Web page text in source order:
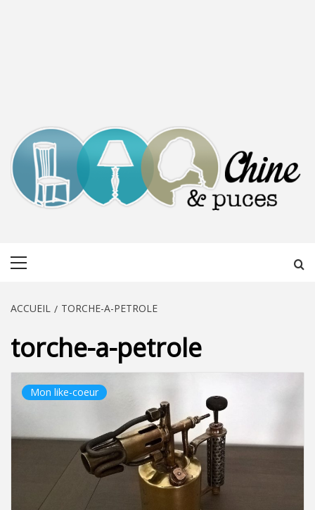
ACCUEIL TORCHE-A-PETROLE
torche-a-petrole
Mon like-coeur